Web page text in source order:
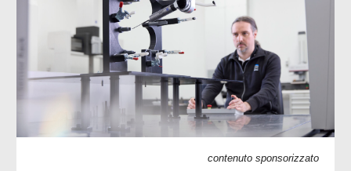
contenuto sponsorizzato